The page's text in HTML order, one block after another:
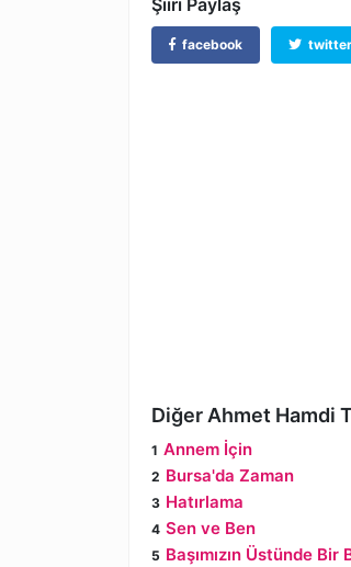
Şiiri Paylaş
facebook twitter
Diğer Ahmet Hamdi
Annem İçin
Bursa'da Zaman
Hatırlama
Sen ve Ben
Başımızın Üstünde Bir